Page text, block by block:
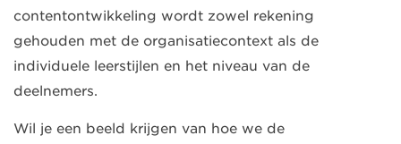
contentontwikkeling wordt zowel rekening
gehouden met de organisatiecontext als de
individuele leerstijlen en het niveau van de
deelnemers.
Wil je een beeld krijgen van hoe we de